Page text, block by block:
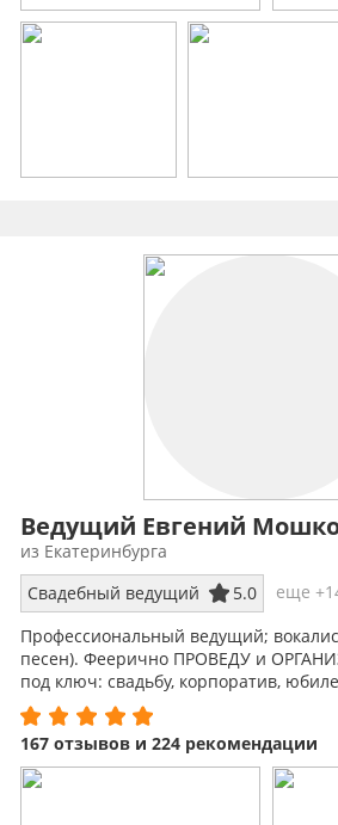
Ведущий Евгений
из Екатеринбурга
Свадебный ведущий
5.0
еще
Профессиональный ведущий;
песен). Феерично ПРОВЕДУ и
под ключ: свадьбу, корпоратив,
167 отзывов и 224 рекомендации